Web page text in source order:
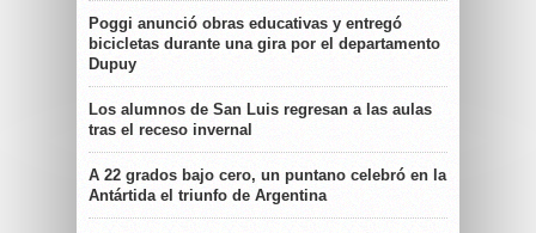
Poggi anunció obras educativas y entregó
bicicletas durante una gira por el departamento
Dupuy
Los alumnos de San Luis regresan a las aulas
tras el receso invernal
A 22 grados bajo cero, un puntano celebró en la
Antártida el triunfo de Argentina